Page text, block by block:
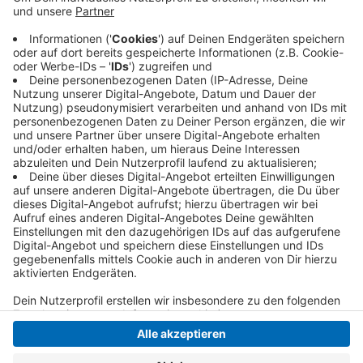
Auffrischungsimpfungen in den Pflegeheimen
organisieren und bei Bedarf mobile Impfangebote
machen. Die neuen Einheiten sind erst einmal bis
Ende April kommendes Jahres im Einsatz.
Veröffentlicht:Freitag, 01.10.2021 07:36
Anzeige
Anzeige